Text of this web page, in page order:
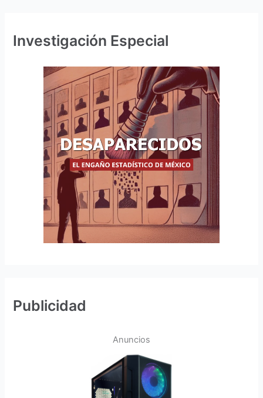
Investigación Especial
Publicidad
Anuncios